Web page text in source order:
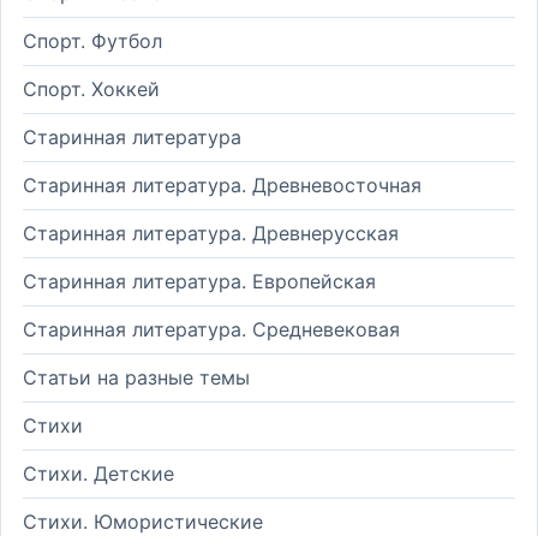
Спорт. Футбол
Спорт. Хоккей
Старинная литература
Старинная литература. Древневосточная
Старинная литература. Древнерусская
Старинная литература. Европейская
Старинная литература. Средневековая
Статьи на разные темы
Стихи
Стихи. Детские
Стихи. Юмористические